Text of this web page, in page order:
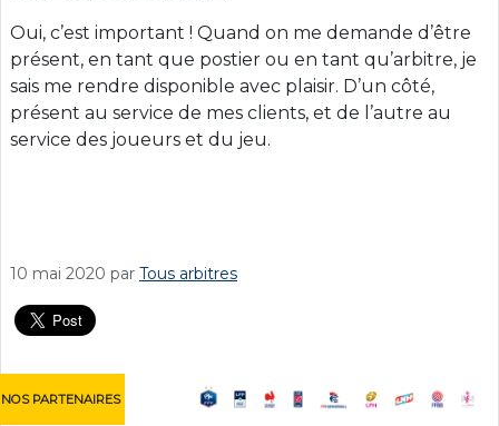
Oui, c’est important ! Quand on me demande d’être
présent, en tant que postier ou en tant qu’arbitre, je
sais me rendre disponible avec plaisir. D’un côté,
présent au service de mes clients, et de l’autre au
service des joueurs et du jeu.
10 mai 2020 par Tous arbitres
NOS PARTENAIRES